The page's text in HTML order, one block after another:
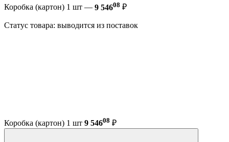
Коробка (картон) 1 шт — 9 54608 ₽
Статус товара: выводится из поставок
Коробка (картон) 1 шт 9 54608 ₽